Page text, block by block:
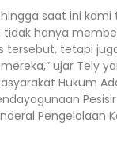
saat ini kami
hanya
tersebut, tetapi
ujar Tely
Hukum
Pengelolaan